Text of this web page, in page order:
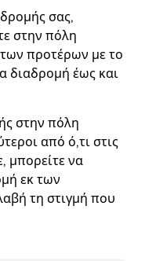
σας,
στην πόλη
προτέρων με το
διαδρομή έως και
στην πόλη
από ό,τι στις
μπορείτε να
εκ των
τη στιγμή που